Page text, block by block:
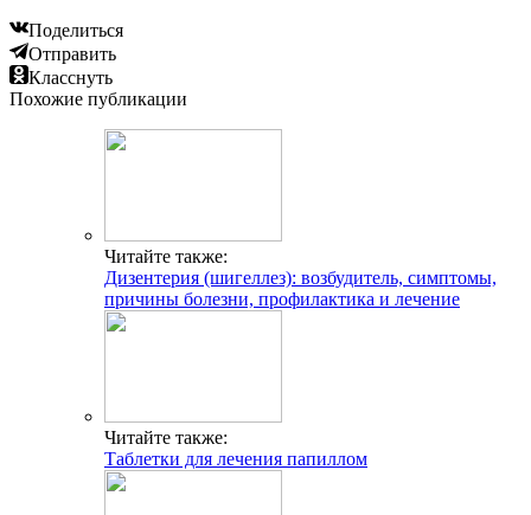
Поделиться
Отправить
Класснуть
Похожие публикации
Читайте также:
Дизентерия (шигеллез): возбудитель, симптомы,
причины болезни, профилактика и лечение
Читайте также:
Таблетки для лечения папиллом